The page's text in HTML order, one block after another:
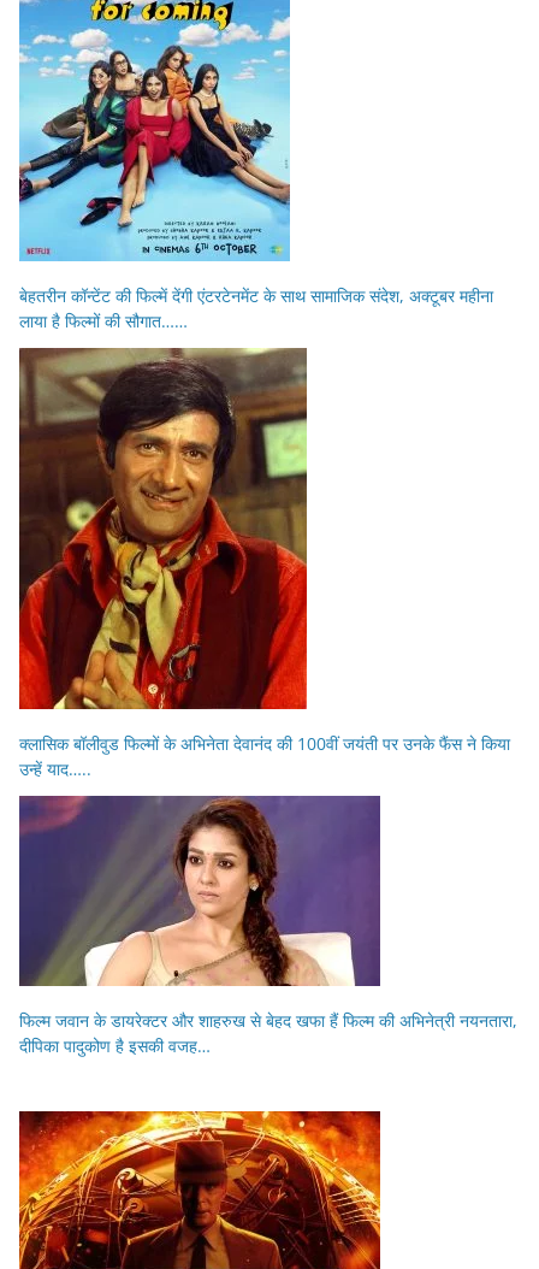
बेहतरीन कॉन्टेंट की फिल्में देंगी एंटरटेनमेंट के साथ सामाजिक संदेश, अक्टूबर महीना
लाया है फिल्मों की सौगात……
क्लासिक बॉलीवुड फिल्मों के अभिनेता देवानंद की 100वीं जयंती पर उनके फैंस ने किया
उन्हें याद…..
फिल्म जवान के डायरेक्टर और शाहरुख से बेहद खफा हैं फिल्म की अभिनेत्री नयनतारा,
दीपिका पादुकोण है इसकी वजह…